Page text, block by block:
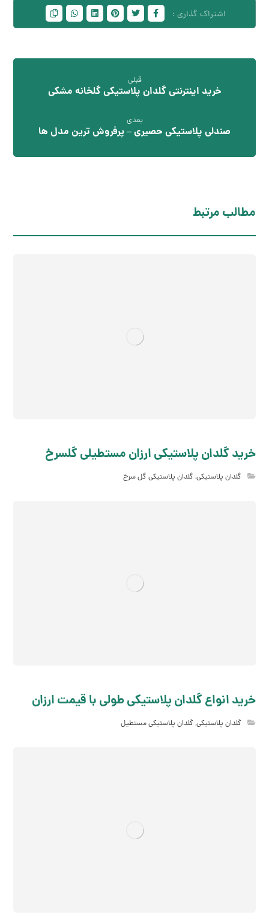
قبلی
خرید اینترنتی گلدان پلاستیکی گلخانه مشکی
بعدی
صندلی پلاستیکی حصیری – پرفروش ترین مدل ها
مطالب مرتبط
خرید گلدان پلاستیکی ارزان مستطیلی گلسرخ
گلدان پلاستیکی,گلدان پلاستیکی گل سرخ
خرید انواع گلدان پلاستیکی طولی با قیمت ارزان
گلدان پلاستیکی,گلدان پلاستیکی مستطیل